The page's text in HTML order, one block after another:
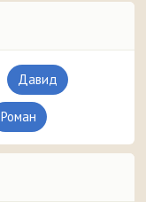
Давид
Роман